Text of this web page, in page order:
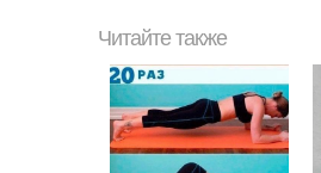
Читайте также